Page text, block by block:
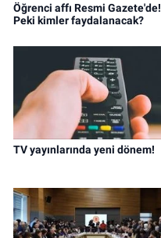
Öğrenci affı Resmi Gazete'de!
Peki kimler faydalanacak?
TV yayınlarında yeni dönem!